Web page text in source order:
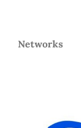
Networks